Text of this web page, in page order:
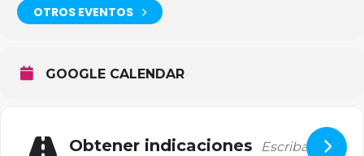
OTROS EVENTOS
GOOGLE CALENDAR
Obtener indicaciones